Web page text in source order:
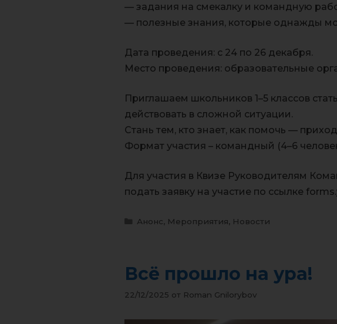
— задания на смекалку и командную
— полезные знания, которые однажды
Дата проведения: с 24 по 26 декабря.
Место проведения: образовательные
Приглашаем школьников 1–5 классов
действовать в сложной ситуации.
Стань тем, кто знает, как помочь —
Формат участия – командный (4–6
Для участия в Квизе Руководителям
подать заявку на участие по ссылке
Анонс Мероприятия Новости
Всё прошло на ура!
22/12/2025 от Roman Gnilorybov